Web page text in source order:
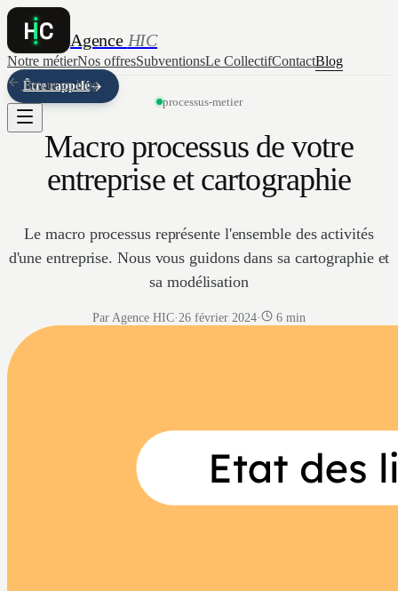
Agence HIC
Notre métierNos offresSubventionsLe CollectifContactBlog
Être rappelé
Retour au blog
processus-metier
Macro processus de votre
entreprise et cartographie
Le macro processus représente l'ensemble des activités
d'une entreprise. Nous vous guidons dans sa cartographie et
sa modélisation
Par Agence HIC·26 février 2024· 6 min